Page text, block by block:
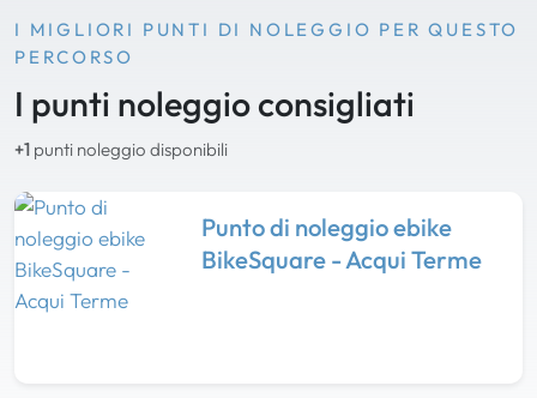
I MIGLIORI PUNTI DI NOLEGGIO PER QUESTO
PERCORSO
I punti noleggio consigliati
+1 punti noleggio disponibili
Punto di noleggio ebike
BikeSquare - Acqui Terme